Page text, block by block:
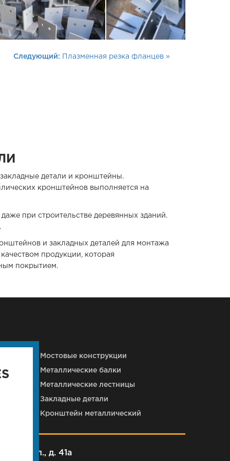
Следующий: Плазменная резка фланцев »
детали и кронштейны.
кронштейнов выполняется на
при строительстве деревянных зданий.
и закладных деталей для монтажа
продукции, которая
покрытием.
Мостовые конструкции
Металлические балки
Металлические лестницы
Закладные детали
Кронштейн металлический
ул., д. 41а